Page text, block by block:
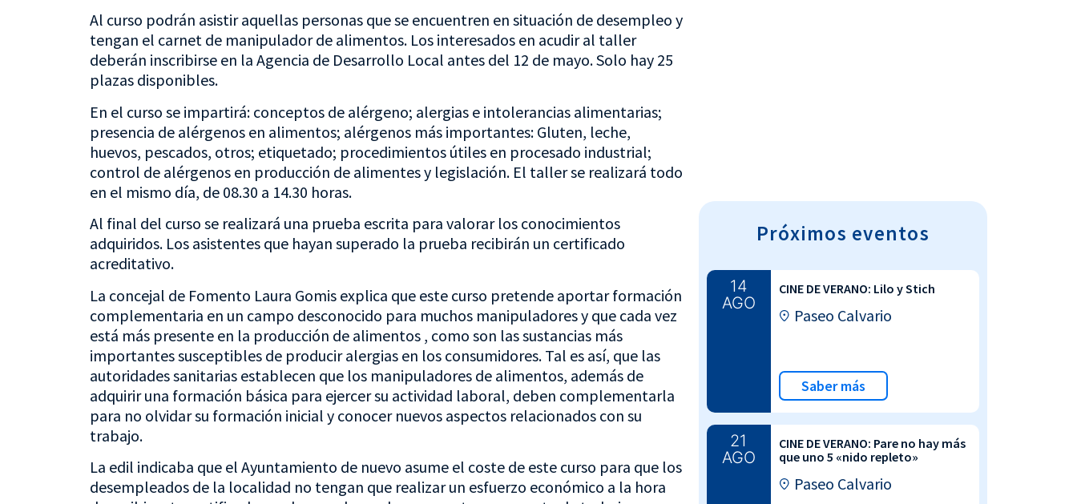
Al curso podrán asistir aquellas personas que se encuentren en situación de desempleo y
tengan el carnet de manipulador de alimentos. Los interesados en acudir al taller
deberán inscribirse en la Agencia de Desarrollo Local antes del 12 de mayo. Solo hay 25
plazas disponibles.
En el curso se impartirá: conceptos de alérgeno; alergias e intolerancias alimentarias;
presencia de alérgenos en alimentos; alérgenos más importantes: Gluten, leche,
huevos, pescados, otros; etiquetado; procedimientos útiles en procesado industrial;
control de alérgenos en producción de alimentes y legislación. El taller se realizará todo
en el mismo día, de 08.30 a 14.30 horas.
Al final del curso se realizará una prueba escrita para valorar los conocimientos
adquiridos. Los asistentes que hayan superado la prueba recibirán un certificado
acreditativo.
La concejal de Fomento Laura Gomis explica que este curso pretende aportar formación
complementaria en un campo desconocido para muchos manipuladores y que cada vez
está más presente en la producción de alimentos , como son las sustancias más
importantes susceptibles de producir alergias en los consumidores. Tal es así, que las
autoridades sanitarias establecen que los manipuladores de alimentos, además de
adquirir una formación básica para ejercer su actividad laboral, deben complementarla
para no olvidar su formación inicial y conocer nuevos aspectos relacionados con su
trabajo.
La edil indicaba que el Ayuntamiento de nuevo asume el coste de este curso para que los
desempleados de la localidad no tengan que realizar un esfuerzo económico a la hora
Próximos eventos
14
AGO
CINE DE VERANO: Lilo y Stich
Paseo Calvario
Saber más
21
AGO
CINE DE VERANO: Pare no hay más
que uno 5 «nido repleto»
Paseo Calvario